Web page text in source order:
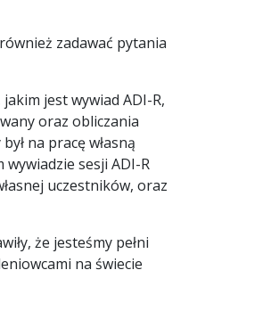
zadawać pytania
jest wywiad ADI-R,
oraz obliczania
na pracę własną
sesji ADI-R
uczestników, oraz
że jesteśmy pełni
na świecie